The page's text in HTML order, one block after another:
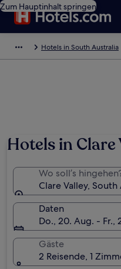
Zum Hauptinhalt springen
Hotels in South Australia
Hotels in Clare
Wo soll’s
Clare Valley,
Daten
Do., 20. Aug. - Fr.,
Gäste
2 Reisende, 1